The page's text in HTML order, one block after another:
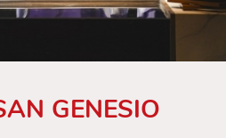
GENESIO